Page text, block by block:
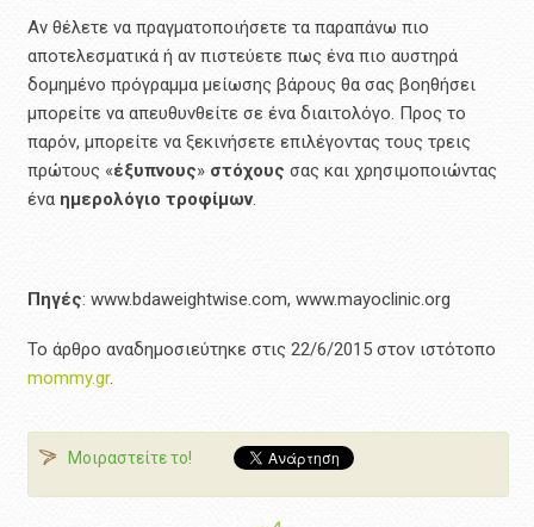
Αν θέλετε να πραγματοποιήσετε τα παραπάνω πιο
αποτελεσματικά ή αν πιστεύετε πως ένα πιο αυστηρά
δομημένο πρόγραμμα μείωσης βάρους θα σας βοηθήσει
μπορείτε να απευθυνθείτε σε ένα διαιτολόγο. Προς το
παρόν, μπορείτε να ξεκινήσετε επιλέγοντας τους τρεις
πρώτους «έξυπνους» στόχους σας και χρησιμοποιώντας
ένα ημερολόγιο τροφίμων.
Πηγές: www.bdaweightwise.com, www.mayoclinic.org
Το άρθρο αναδημοσιεύτηκε στις 22/6/2015 στον ιστότοπο
mommy.gr.
Μοιραστείτε το!